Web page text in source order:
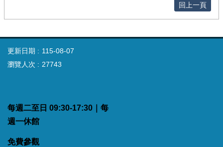
回上一頁
更新日期
115-08-07
瀏覽人次
27743
每週二至日 09:30-17:30｜每
週一休館
免費參觀